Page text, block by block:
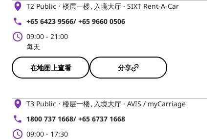
T2 Public 楼层一楼 入境大厅 · SIXT Rent-A-Car
+65 6423 9566/ +65 9660 0506
09:00 - 21:00
每天
在地图上查看 分享
T3 Public 楼层一楼 入境大厅 · AVIS / myCarriage
1800 737 1668/ +65 6737 1668
09:00 - 17:30